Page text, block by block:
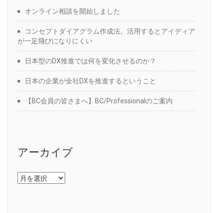
オンライン相談を開始しました
コンセプトダイアグラム作成法。活用するとアイディア
が一足飛びになりにくい
日本型のDX推進では何を変化させるのか？
日本の企業が全社DXを推進するということ
【BC会員の皆さまへ】BC/Professionalのご案内
アーカイブ
ア
ー